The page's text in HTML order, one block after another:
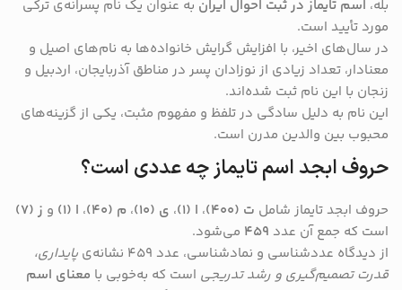
بله، اسم تایماز در ثبت احوال ایران به عنوان یک نام پسرانه‌ی ترکی
مورد تأیید است.
در سال‌های اخیر، با افزایش گرایش خانواده‌ها به نام‌های اصیل و
معنادار، تعداد زیادی از نوزادان پسر در مناطق آذربایجان، اردبیل و
زنجان با این نام ثبت شده‌اند.
این نام به دلیل سادگی در تلفظ و مفهوم مثبت، یکی از گزینه‌های
محبوب بین والدین مدرن است.
حروف ابجد اسم تایماز چه عددی است؟
حروف ابجد تایماز شامل ت (۴۰۰) ، ا (۱) ، ی (۱۰) ، م (۴۰) ، ا (۱) و ز (۷)
است که جمع آن عدد ۴۵۹ می‌شود.
از دیدگاه عددشناسی و نمادشناسی، عدد ۴۵۹ نشانه‌ی
پایداری،
قدرت تصمیم‌گیری و رشد تدریجی است که به‌خوبی با معنای اسم